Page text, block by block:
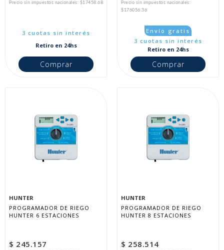
Precio sin impuestos nacionales: $17458.68
3 cuotas sin interés
Retiro en 24hs
Comprar
Precio sin impuestos nacionales:
$176056.36
Envío gratis
3 cuotas sin interés
Retiro en 24hs
Comprar
HUNTER
PROGRAMADOR DE RIEGO
HUNTER 6 ESTACIONES
$ 245.157
HUNTER
PROGRAMADOR DE RIEGO
HUNTER 8 ESTACIONES
$ 258.514